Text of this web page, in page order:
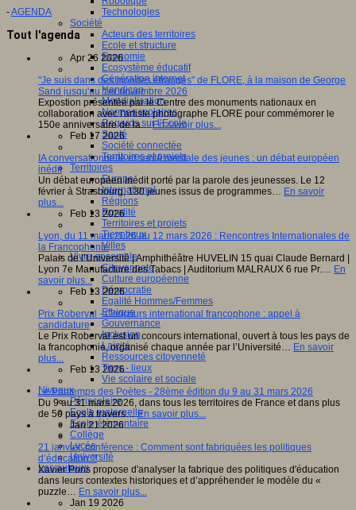
Technologies
Société
Acteurs des territoires
Ecole et structure
Economie
Ecosystème éducatif
Génération internet
Handicap
Mondialisation
Normes scolaires
Regards sur l’Ecole
Santé
Société connectée
Territoires et projets
Territoires
Europe
International
Régions
Ruralité
Territoires et projets
Tiers lieux
Villes
Vivre ensemble
Citoyenneté
Culture européenne
Démocratie
Egalité Hommes/Femmes
Ethique
Gouvernance
Inclusion
Laïcité
Ressources citoyenneté
Tiers - lieux
Vie scolaire et sociale
Niveaux
Périscolaire
Ecole maternelle
Ecole élémentaire
Collège
Lycée
Université
Les auteurs
-AGENDA
Tout l'agenda
Apr 26 2026
"Je suis dans des mondes étranges" de FLORE, à la maison de George
Sand jusqu'au 1er novembre 2026
Expostion présentée par le Centre des monuments nationaux en
collaboration avec l'artiste photographe FLORE pour commémorer le
150e anniversaire de la…En savoir plus...
Feb 17 2026
IA conversationnelle et santé mentale des jeunes : un débat européen
inédit
Un débat européen inédit porté par la parole des jeunesses. Le 12
février à Strasbourg, 130 jeunes issus de programmes… En savoir
plus...
Feb 13 2026
Lyon, du 11 mars 2026 au 12 mars 2026 : Rencontres Internationales de
la Francophonie
Palais de l’Université | Amphithéâtre HUVELIN 15 quai Claude Bernard |
Lyon 7e Manufacture des Tabacs | Auditorium MALRAUX 6 rue Pr.… En
savoir plus...
Feb 13 2026
Prix Roberval - Concours international francophone : appel à
candidature
Le Prix Roberval est un concours international, ouvert à tous les pays de
la francophonie, organisé chaque année par l’Université… En savoir
plus...
Feb 13 2026
Le Printemps des Poètes - 28ème édition du 9 au 31 mars 2026
Du 9 au 31 mars 2026, dans tous les territoires de France et dans plus
de 50 pays à travers…En savoir plus...
Jan 21 2026
21 janvier, conférence : Comment sont fabriquées les politiques
d’éducation ?
Xavier Pons propose d'analyser la fabrique des politiques d'éducation
dans leurs contextes historiques et d’appréhender le modèle du «
puzzle… En savoir plus...
Jan 19 2026